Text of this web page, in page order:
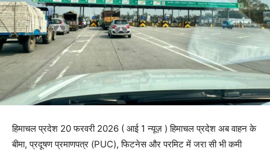
हिमाचल प्रदेश 20 फरवरी 2026 ( आई 1 न्यूज़ ) हिमाचल प्रदेश अब वाहन के
बीमा, प्रदूषण प्रमाणपत्र (PUC), फिटनेस और परमिट में जरा सी भी कमी